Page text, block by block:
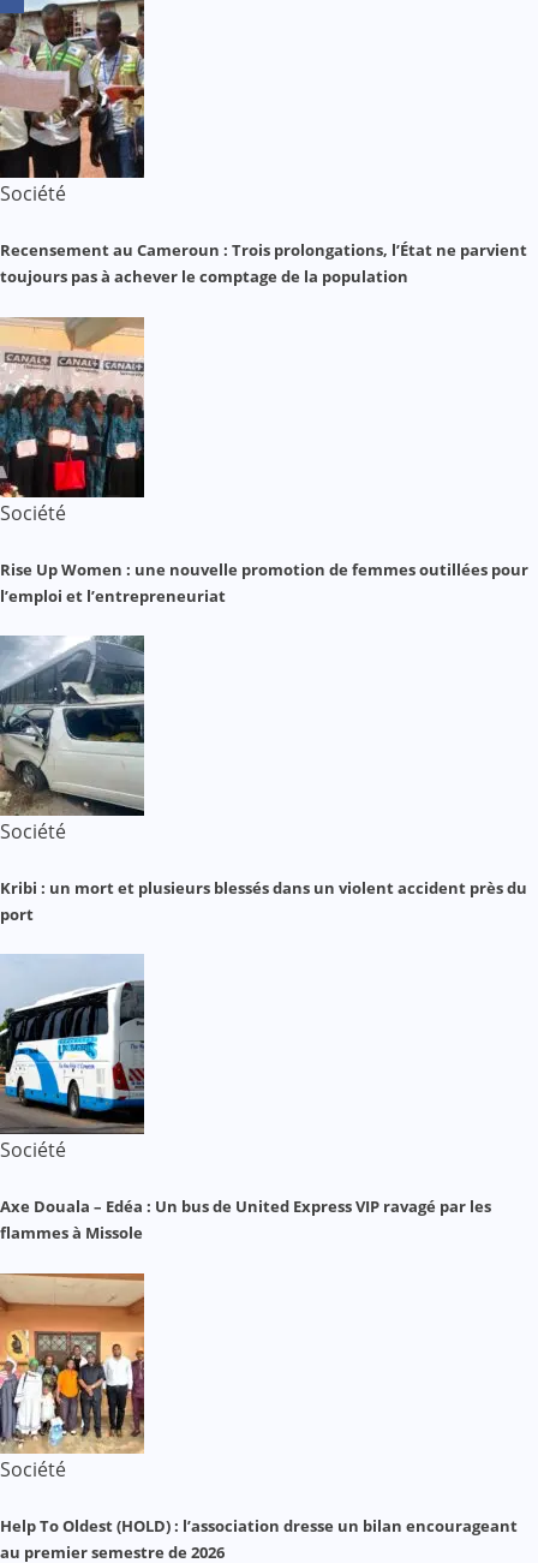
Société
Recensement au Cameroun : Trois prolongations, l’État ne parvient
toujours pas à achever le comptage de la population
Société
Rise Up Women : une nouvelle promotion de femmes outillées pour
l’emploi et l’entrepreneuriat
Société
Kribi : un mort et plusieurs blessés dans un violent accident près du
port
Société
Axe Douala – Edéa : Un bus de United Express VIP ravagé par les
flammes à Missole
Société
Help To Oldest (HOLD) : l’association dresse un bilan encourageant
au premier semestre de 2026